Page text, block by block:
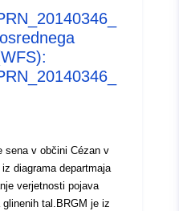
ki se poroča na
površine.
sena v občini Cézan v
diagrama departmaja
verjetnosti pojava
tal.BRGM je iz